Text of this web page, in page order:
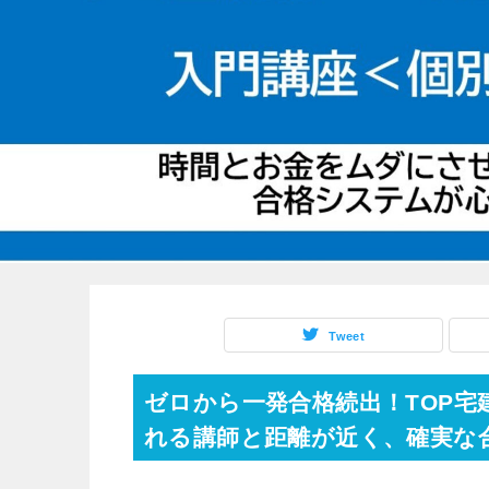
Tweet
ゼロから一発合格続出！TOP
れる講師と距離が近く、確実